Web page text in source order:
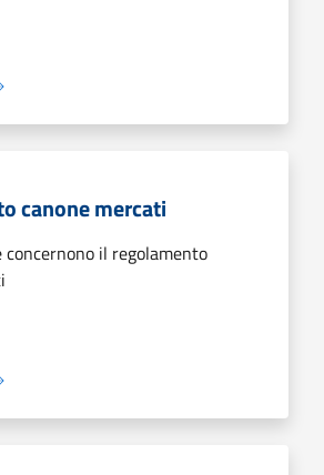
canone mercati
concernono il regolamento